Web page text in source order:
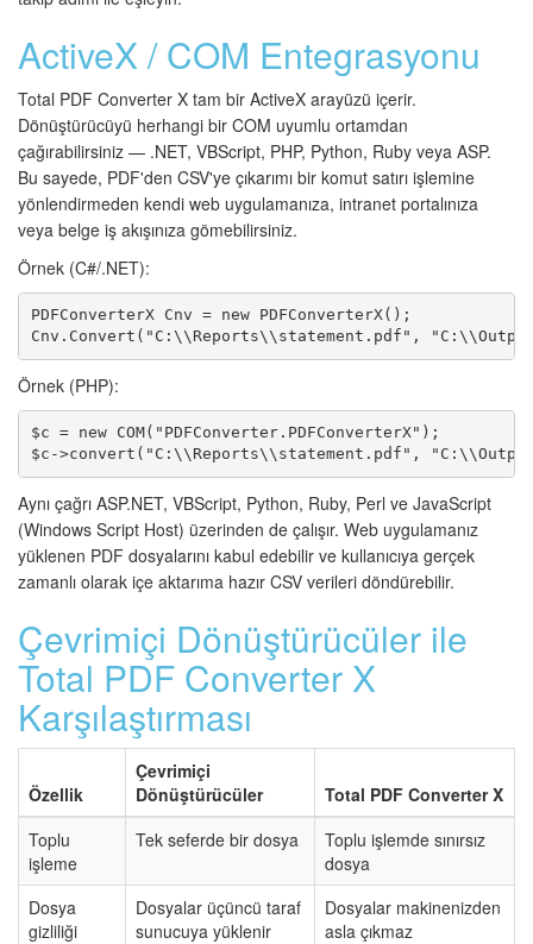
ActiveX / COM Entegrasyonu
Total PDF Converter X tam bir ActiveX arayüzü içerir.
Dönüştürücüyü herhangi bir COM uyumlu ortamdan
çağırabilirsiniz — .NET, VBScript, PHP, Python, Ruby veya ASP.
Bu sayede, PDF'den CSV'ye çıkarımı bir komut satırı işlemine
yönlendirmeden kendi web uygulamanıza, intranet portalınıza
veya belge iş akışınıza gömebilirsiniz.
Örnek (C#/.NET):
PDFConverterX Cnv = new PDFConverterX();
Cnv.Convert("C:\\Reports\\statement.pdf",
Örnek (PHP):
$c = new COM("PDFConverter.PDFConverterX");
$c->convert("C:\\Reports\\statement.pdf",
Aynı çağrı ASP.NET, VBScript, Python, Ruby, Perl ve JavaScript
(Windows Script Host) üzerinden de çalışır. Web uygulamanız
yüklenen PDF dosyalarını kabul edebilir ve kullanıcıya gerçek
zamanlı olarak içe aktarıma hazır CSV verileri döndürebilir.
Çevrimiçi Dönüştürücüler ile
Total PDF Converter X
Karşılaştırması
Özellik
Çevrimiçi
Dönüştürücüler
Total PDF Converter X
Toplu
işleme
Tek seferde bir dosya
Toplu işlemde sınırsız
dosya
Dosya
gizliliği
Dosyalar üçüncü taraf
sunucuya yüklenir
Dosyalar makinenizden
asla çıkmaz